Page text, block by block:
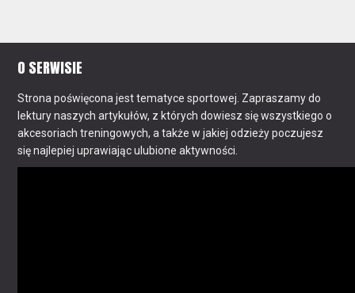
O SERWISIE
Strona poświęcona jest tematyce sportowej. Zapraszamy do
lektury naszych artykułów, z których dowiesz się wszystkiego o
akcesoriach treningowych, a także w jakiej odzieży poczujesz
się najlepiej uprawiając ulubione aktywności.